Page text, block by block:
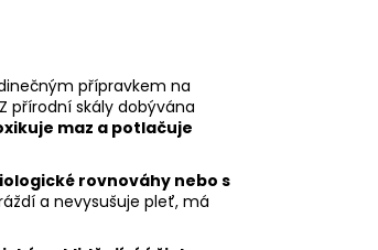
přípravkem na
přírodní skály dobývána
maz a potlačuje
rovnováhy nebo s
a nevysušuje pleť, má